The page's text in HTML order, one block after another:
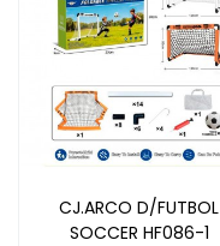
CJ.ARCO D/FUTBOL
SOCCER HF086-1